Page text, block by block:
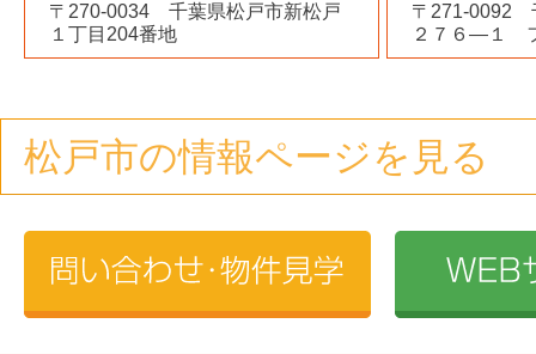
〒270-0034 千葉県松戸市新松戸
１丁目204番地
〒271-0092
２７６―１
松戸市の情報ページを見る